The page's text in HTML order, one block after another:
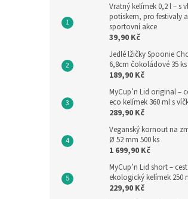
Vratný kelímek 0,2 l – s
potiskem, pro festivaly a
sportovní akce
39,90 Kč
Jedlé lžičky Spoonie
6,8cm čokoládové 35 ks
189,90 Kč
MyCup’n Lid original –
eco kelímek 360 ml s
289,90 Kč
Veganský kornout na
Ø 52 mm 500 ks
1 699,90 Kč
MyCup’n Lid short –
ekologický kelímek 250
229,90 Kč